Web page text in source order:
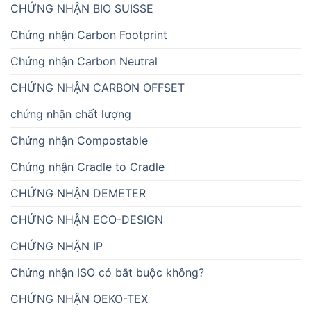
CHỨNG NHẬN BIO SUISSE
Chứng nhận Carbon Footprint
Chứng nhận Carbon Neutral
CHỨNG NHẬN CARBON OFFSET
chứng nhận chất lượng
Chứng nhận Compostable
Chứng nhận Cradle to Cradle
CHỨNG NHẬN DEMETER
CHỨNG NHẬN ECO-DESIGN
CHỨNG NHẬN IP
Chứng nhận ISO có bắt buộc không?
CHỨNG NHẬN OEKO-TEX